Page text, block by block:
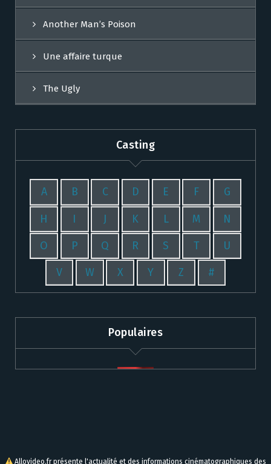
Another Man’s Poison
Une affaire turque
The Ugly
Casting
A B C D E F G
H I J K L M N
O P Q R S T U
V W X Y Z #
Populaires
Allovideo.fr présente l'actualité et des informations cinématographiques des